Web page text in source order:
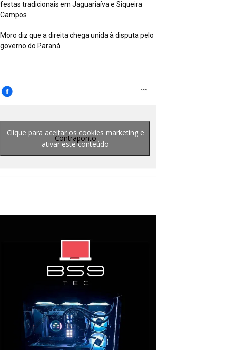
festas tradicionais em Jaguariaíva e Siqueira
Campos
Moro diz que a direita chega unida à disputa pelo
governo do Paraná
Contraponto
Clique para aceitar os cookies marketing e
ativar este conteúdo